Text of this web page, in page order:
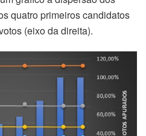
quatro primeiros candidatos
(eixo da direita).